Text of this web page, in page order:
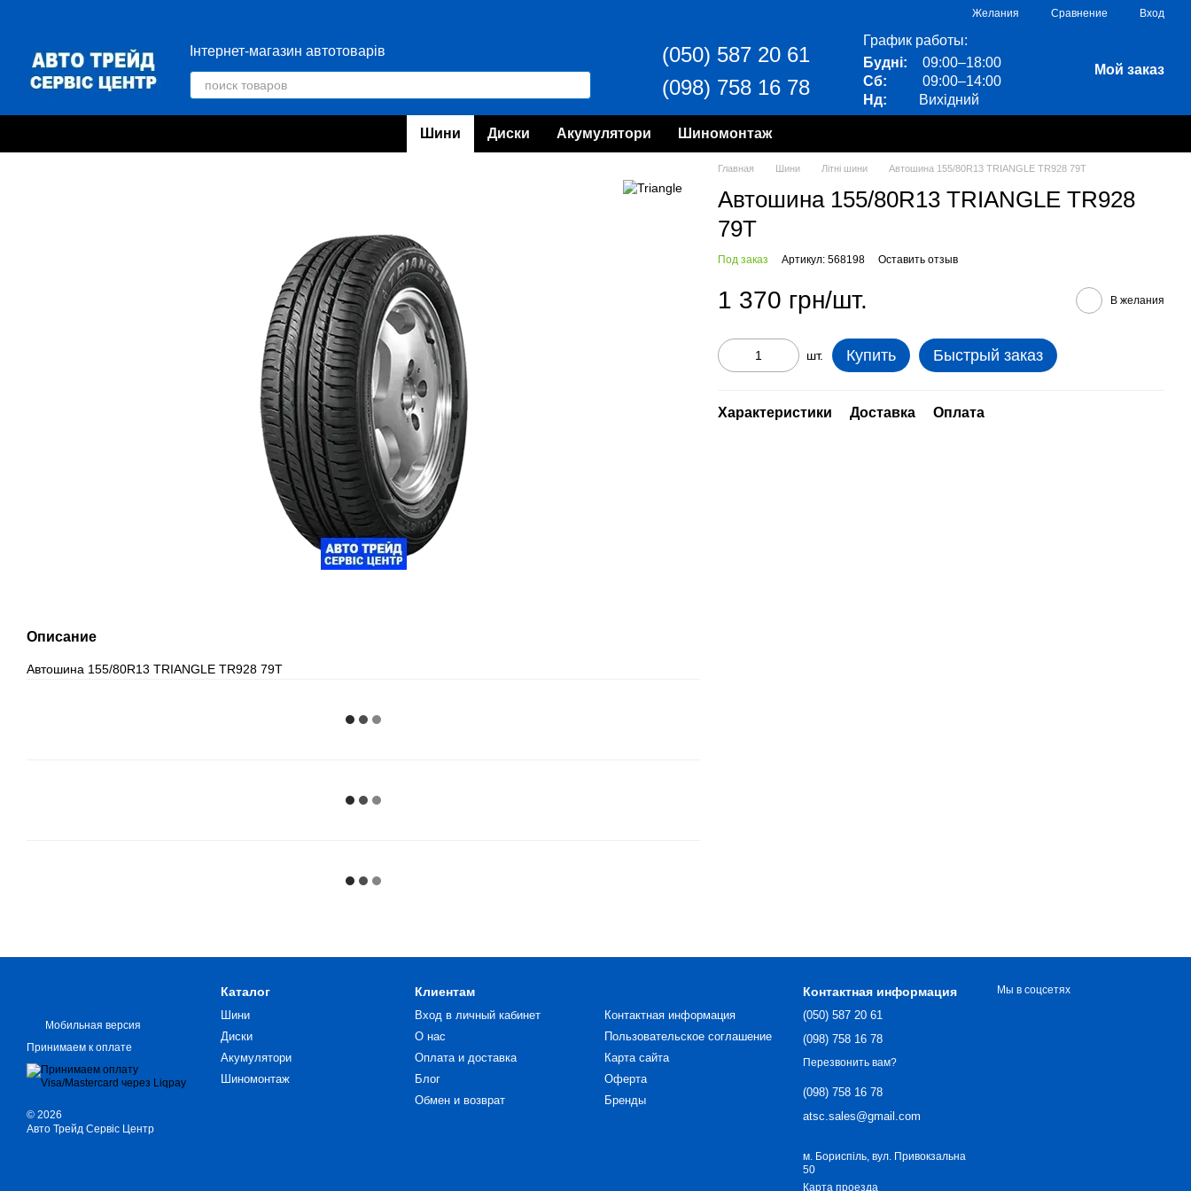
Желания Сравнение Вход
Інтернет-магазин автотоварів
(050) 587 20 61
(098) 758 16 78
График работы:
Будні:
09:00–18:00
Сб:
09:00–14:00
Нд:
Вихідний
Мой заказ
Шини Диски Акумулятори Шиномонтаж
Описание
Автошина 155/80R13 TRIANGLE TR928 79T
Главная Шини Літні шини Автошина 155/80R13 TRIANGLE TR928 79T
Автошина 155/80R13 TRIANGLE TR928
79T
Под заказ Артикул: 568198 Оставить отзыв
1 370 грн/шт. В желания
шт. Купить Быстрый заказ
Характеристики Доставка Оплата
Мобильная версия
Принимаем к оплате
© 2026
Авто Трейд Сервіс Центр
Каталог
Шини
Диски
Акумулятори
Шиномонтаж
Клиентам
Вход в личный кабинет
О нас
Оплата и доставка
Блог
Обмен и возврат
Контактная информация
Пользовательское соглашение
Карта сайта
Оферта
Бренды
Контактная информация
(050) 587 20 61
(098) 758 16 78
Перезвонить вам?
(098) 758 16 78
atsc.sales@gmail.com
м. Бориспіль, вул. Привокзальна
50
Карта проезда
Мы в соцсетях